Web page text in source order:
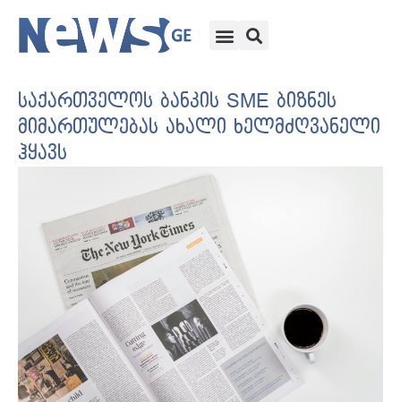
საქართველოს ბანკის SME ბიზნეს
მიმართულებას ახალი ხელმძღვანელი
ჰყავს